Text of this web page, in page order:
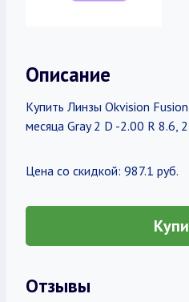
Описание
Купить Линзы Okvision
месяца Gray 2 D -2.00 R 8.6,
Цена со скидкой: 987.1 руб.
Отзывы